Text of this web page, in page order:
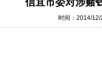
时间：2014/12/